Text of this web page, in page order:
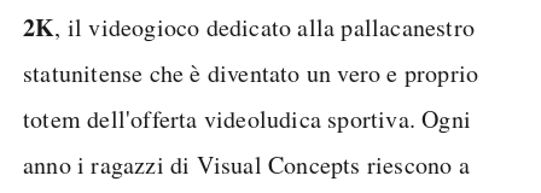
2K, il videogioco dedicato alla pallacanestro
statunitense che è diventato un vero e proprio
totem dell'offerta videoludica sportiva. Ogni
anno i ragazzi di Visual Concepts riescono a